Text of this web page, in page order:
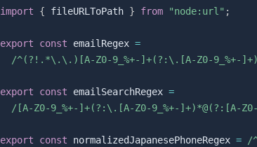
import { fileURLToPath } from "node:url" ;
export const emailRegex =
/^(?!.*\.\.)[A-Z0-9_%+-]+(?:\.[A-Z0-9_%+-
export const emailSearchRegex =
/ [A-Z0-9_%+-]+(?:\.[A-Z0-9_%+-
export const normalizedJapanesePhoneRegex = /